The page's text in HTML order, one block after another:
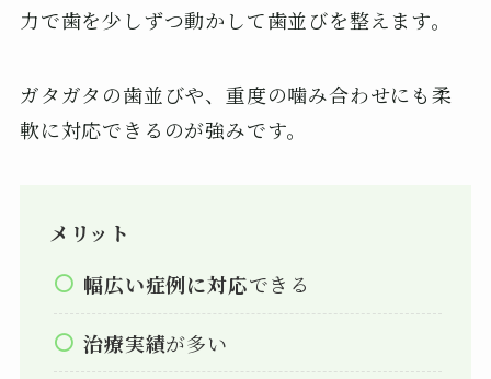
力で歯を少しずつ動かして歯並びを整えます。
ガタガタの歯並びや、重度の噛み合わせにも柔
軟に対応できるのが強みです。
メリット
幅広い症例に対応できる
治療実績が多い